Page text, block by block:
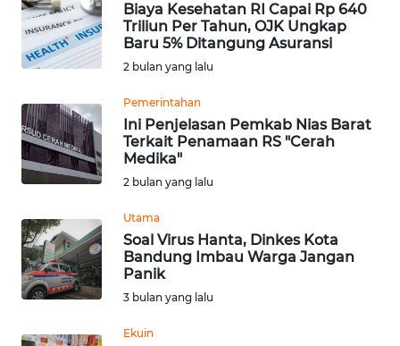
Biaya Kesehatan RI Capai Rp 640
Triliun Per Tahun, OJK Ungkap
Baru 5% Ditangung Asuransi
2 bulan yang lalu
Pemerintahan
Ini Penjelasan Pemkab Nias Barat
Terkait Penamaan RS "Cerah
Medika"
2 bulan yang lalu
Utama
Soal Virus Hanta, Dinkes Kota
Bandung Imbau Warga Jangan
Panik
3 bulan yang lalu
Ekuin
TANJUNG
LESUNG
WN
SIMALUNGUN
LABUHANBATU
WN
TAPANULI